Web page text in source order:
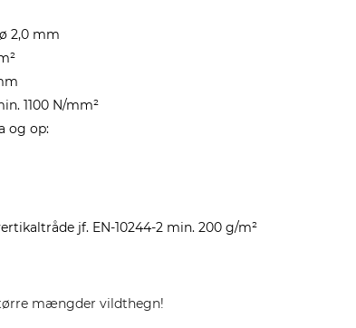
2,0 mm
1100 N/mm²
og op:
jf. EN-10244-2 min. 200 g/m²
mængder vildthegn!